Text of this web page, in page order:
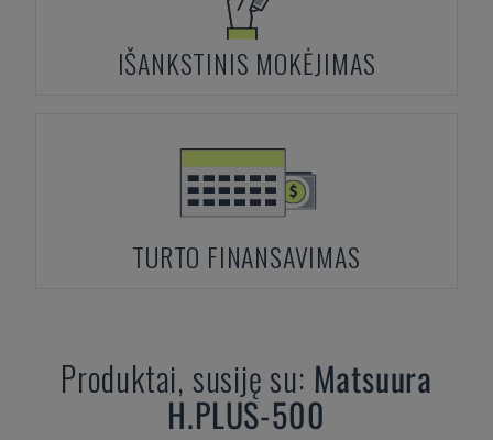
IŠANKSTINIS MOKĖJIMAS
TURTO FINANSAVIMAS
Produktai, susiję su: Matsuura
H.PLUS-500